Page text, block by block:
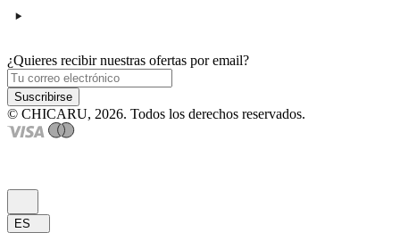
¿Quieres recibir nuestras ofertas por email?
Suscribirse
© CHICARU, 2026. Todos los derechos reservados.
ES